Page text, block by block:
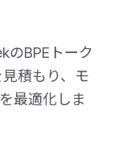
のBPEトーク
積もり、モ
最適化しま